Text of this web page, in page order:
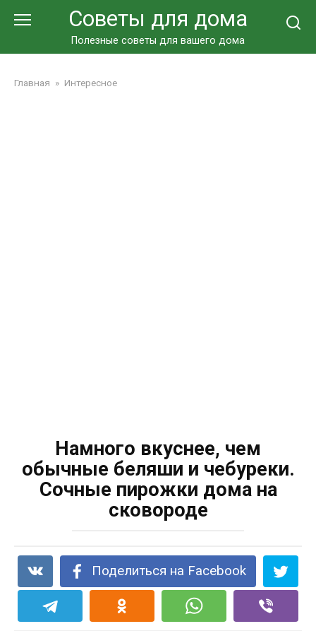
Советы для дома
Полезные советы для вашего дома
Главная » Интересное
Намного вкуснее, чем
обычные беляши и чебуреки.
Сочные пирожки дома на
сковороде
Поделиться на Facebook